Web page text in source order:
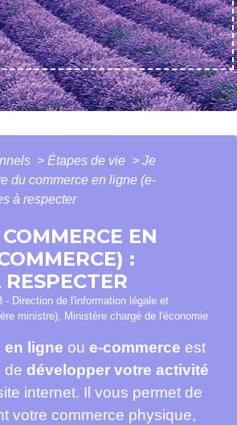
> Étapes de vie > Je
du commerce en ligne (e-
à respecter
EN
:
RESPECTER
- Direction de l'information légale et
ministre), Ministère chargé de l'économie
en ligne ou e-commerce est
de développer votre activité
internet. Il vous permet de
votre commerce physique,